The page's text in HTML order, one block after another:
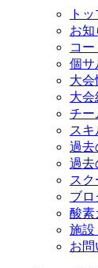
ト
お知
コ
個サ
大会
大会
チー
ス
過去
過去
ス
ブロ
酸素
施設
お問